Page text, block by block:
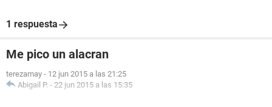
1 respuesta
Me pico un alacran
terezamay - 12 jun 2015 a las 21:25
Abigail P. - 22 jun 2015 a las 15:35